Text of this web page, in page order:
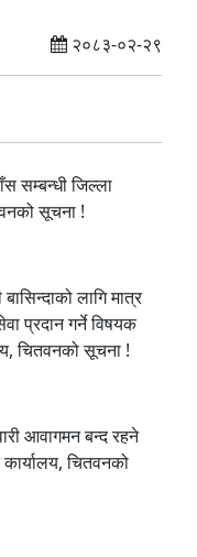
२०८३-०२-२९
सम्बन्धी जिल्ला
सूचना !
लागि मात्र
प्रदान गर्ने विषयक
चितवनको सूचना !
आवागमन बन्द रहने
चितवनको